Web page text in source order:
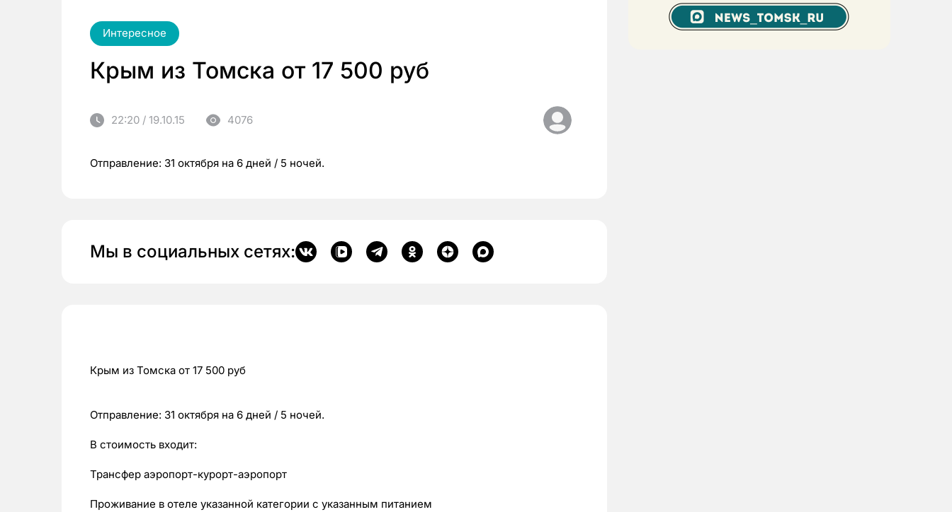
Интересное
Крым из Томска от 17 500 руб
22:20 / 19.10.15 4076
Отправление: 31 октября на 6 дней / 5 ночей.
Мы в социальных сетях:
Крым из Томска от 17 500 руб
Отправление: 31 октября на 6 дней / 5 ночей.
В стоимость входит:
Трансфер аэропорт-курорт-аэропорт
Проживание в отеле указанной категории с указанным питанием